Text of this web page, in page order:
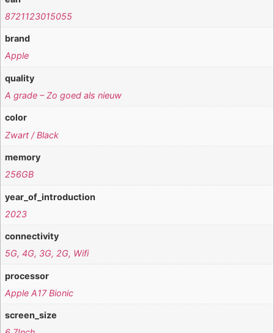
8721123015055
brand
Apple
quality
A grade – Zo goed als nieuw
color
Zwart / Black
memory
256GB
year_of_introduction
2023
connectivity
5G, 4G, 3G, 2G, Wifi
processor
Apple A17 Bionic
screen_size